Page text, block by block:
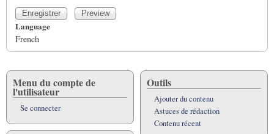
Language
French
Menu du compte de
l'utilisateur
Se connecter
Outils
Ajouter du contenu
Astuces de rédaction
Contenu récent